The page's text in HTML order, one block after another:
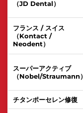
（JD Dental）
フランス / スイス
（Kontact /
Neodent）
スーパーアクティブ
（Nobel/Straumann）
チタンポーセレン修復